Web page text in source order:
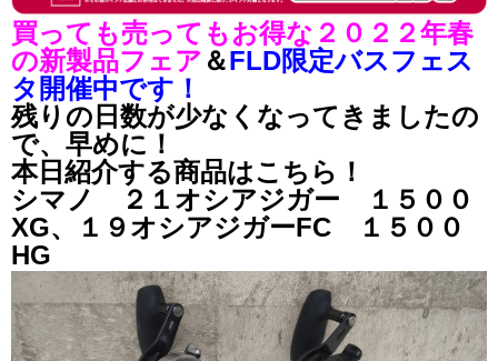
買っても売ってもお得な２０２２年春
の新製品フェア ＆FLD限定バスフェス
タ開催中です！
残りの日数が少なくなってきましたの
で、早めに！
本日紹介する商品はこちら！
シマノ ２１オシアジガー １５００
XG、１９オシアジガーFC １５００
HG